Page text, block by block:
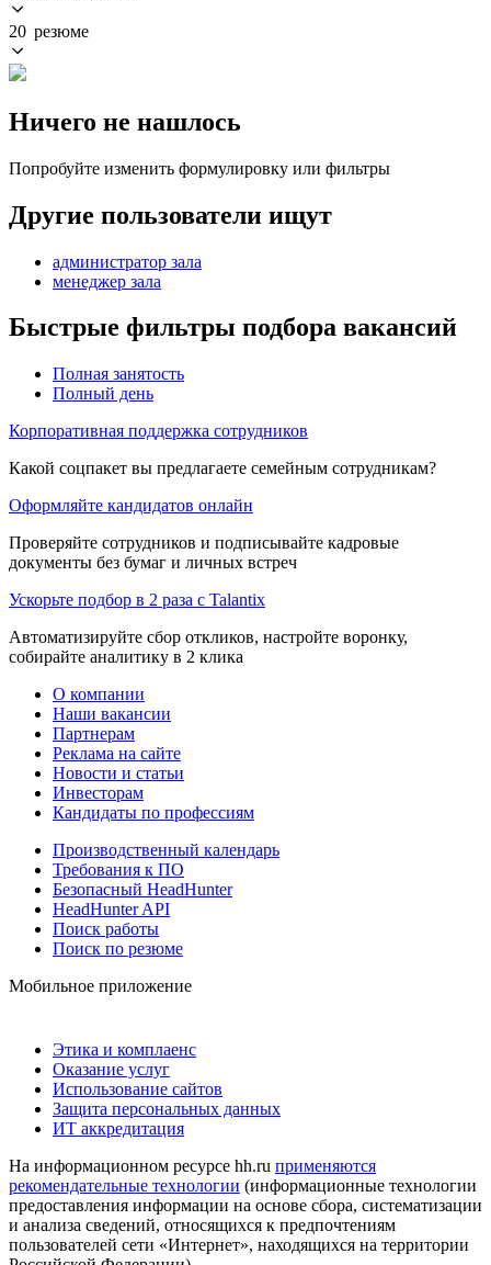
20 резюме
Ничего не нашлось
Попробуйте изменить формулировку или фильтры
Другие пользователи ищут
администратор зала
менеджер зала
Быстрые фильтры подбора вакансий
Полная занятость
Полный день
Корпоративная поддержка сотрудников
Какой соцпакет вы предлагаете семейным сотрудникам?
Оформляйте кандидатов онлайн
Проверяйте сотрудников и подписывайте кадровые
документы без бумаг и личных встреч
Ускорьте подбор в 2 раза с Talantix
Автоматизируйте сбор откликов, настройте воронку,
собирайте аналитику в 2 клика
О компании
Наши вакансии
Партнерам
Реклама на сайте
Новости и статьи
Инвесторам
Кандидаты по профессиям
Производственный календарь
Требования к ПО
Безопасный HeadHunter
HeadHunter API
Поиск работы
Поиск по резюме
Мобильное приложение
Этика и комплаенс
Оказание услуг
Использование сайтов
Защита персональных данных
ИТ аккредитация
На информационном ресурсе hh.ru применяются
рекомендательные технологии (информационные технологии
предоставления информации на основе сбора, систематизации
и анализа сведений, относящихся к предпочтениям
пользователей сети «Интернет», находящихся на территории